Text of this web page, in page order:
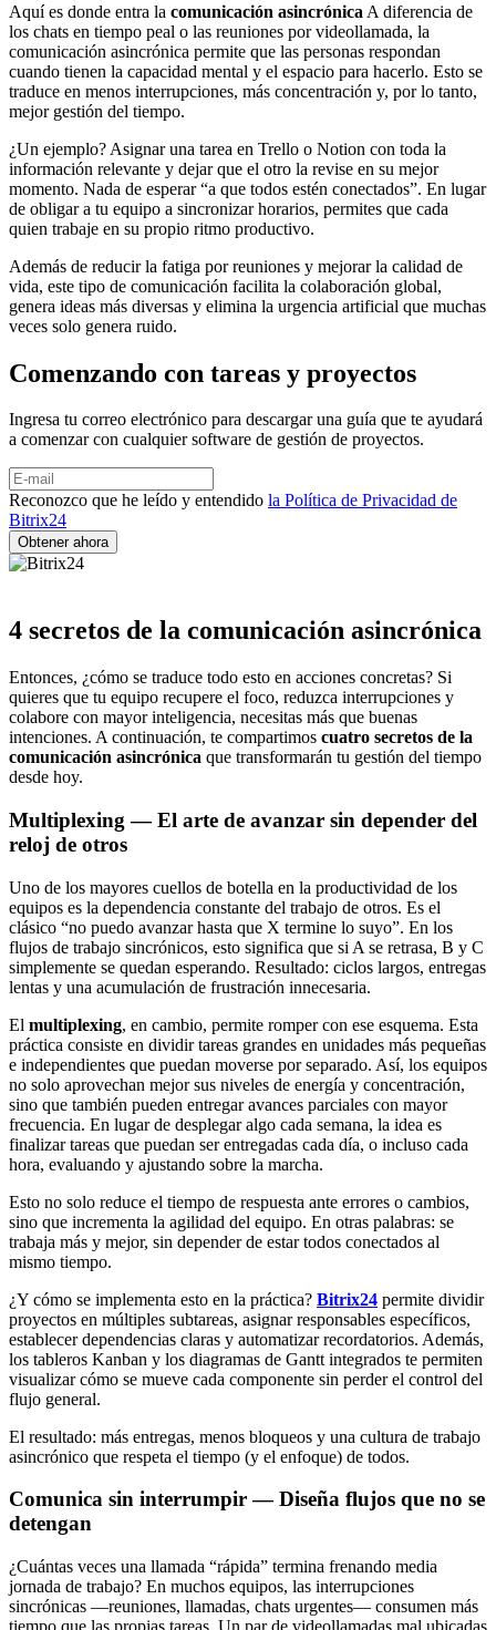
Aquí es donde entra la comunicación asincrónica A diferencia de
los chats en tiempo реal o las reuniones por videollamada, la
comunicación asincrónica permite que las personas respondan
cuando tienen la capacidad mental y el espacio para hacerlo. Esto se
traduce en menos interrupciones, más concentración y, por lo tanto,
mejor gestión del tiempo.
¿Un ejemplo? Asignar una tarea en Trello o Notion con toda la
información relevante y dejar que el otro la revise en su mejor
momento. Nada de esperar “a que todos estén conectados”. En lugar
de obligar a tu equipo a sincronizar horarios, permites que cada
quien trabaje en su propio ritmo productivo.
Además de reducir la fatiga por reuniones y mejorar la calidad de
vida, este tipo de comunicación facilita la colaboración global,
genera ideas más diversas y elimina la urgencia artificial que muchas
veces solo genera ruido.
Comenzando con tareas y proyectos
Ingresa tu correo electrónico para descargar una guía que te ayudará
a comenzar con cualquier software de gestión de proyectos.
Reconozco que he leído y entendido la Política de Privacidad de
Bitrix24
4 secretos de la comunicación asincrónica
Entonces, ¿cómo se traduce todo esto en acciones concretas? Si
quieres que tu equipo recupere el foco, reduzca interrupciones y
colabore con mayor inteligencia, necesitas más que buenas
intenciones. A continuación, te compartimos cuatro secretos de la
comunicación asincrónica que transformarán tu gestión del tiempo
desde hoy.
Multiplexing — El arte de avanzar sin depender del
reloj de otros
Uno de los mayores cuellos de botella en la productividad de los
equipos es la dependencia constante del trabajo de otros. Es el
clásico “no puedo avanzar hasta que X termine lo suyo”. En los
flujos de trabajo sincrónicos, esto significa que si A se retrasa, B y C
simplemente se quedan esperando. Resultado: ciclos largos, entregas
lentas y una acumulación de frustración innecesaria.
El multiplexing, en cambio, permite romper con ese esquema. Esta
práctica consiste en dividir tareas grandes en unidades más pequeñas
e independientes que puedan moverse por separado. Así, los equipos
no solo aprovechan mejor sus niveles de energía y concentración,
sino que también pueden entregar avances parciales con mayor
frecuencia. En lugar de desplegar algo cada semana, la idea es
finalizar tareas que puedan ser entregadas cada día, o incluso cada
hora, evaluando y ajustando sobre la marcha.
Esto no solo reduce el tiempo de respuesta ante errores o cambios,
sino que incrementa la agilidad del equipo. En otras palabras: se
trabaja más y mejor, sin depender de estar todos conectados al
mismo tiempo.
¿Y cómo se implementa esto en la práctica? Bitrix24 permite dividir
proyectos en múltiples subtareas, asignar responsables específicos,
establecer dependencias claras y automatizar recordatorios. Además,
los tableros Kanban y los diagramas de Gantt integrados te permiten
visualizar cómo se mueve cada componente sin perder el control del
flujo general.
El resultado: más entregas, menos bloqueos y una cultura de trabajo
asincrónico que respeta el tiempo (y el enfoque) de todos.
Comunica sin interrumpir — Diseña flujos que no se
detengan
¿Cuántas veces una llamada “rápida” termina frenando media
jornada de trabajo? En muchos equipos, las interrupciones
sincrónicas —reuniones, llamadas, chats urgentes— consumen más
tiempo que las propias tareas. Un par de videollamadas mal ubicadas